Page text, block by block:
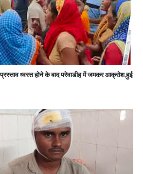
ध्वस्त होने के बाद परेवाडीह में जमकर आक्रोश,हुई